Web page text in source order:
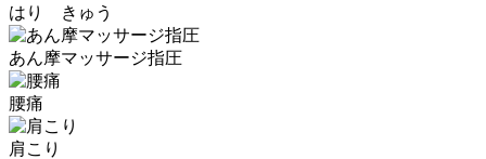
はり きゅう
あん摩マッサージ指圧
腰痛
肩こり